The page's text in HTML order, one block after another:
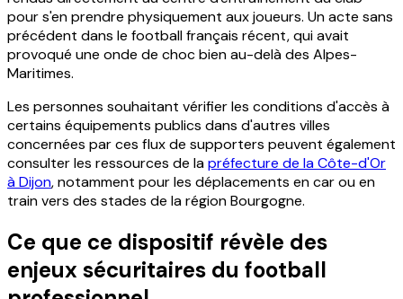
pour s'en prendre physiquement aux joueurs. Un acte sans
précédent dans le football français récent, qui avait
provoqué une onde de choc bien au-delà des Alpes-
Maritimes.
Les personnes souhaitant vérifier les conditions d'accès à
certains équipements publics dans d'autres villes
concernées par ces flux de supporters peuvent également
consulter les ressources de lapréfecture de la Côte-d'Or
à Dijon, notamment pour les déplacements en car ou en
train vers des stades de la région Bourgogne.
Ce que ce dispositif révèle des
enjeux sécuritaires du football